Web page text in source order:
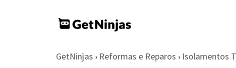
GetNinjas › Reformas e Reparos › Isolamentos